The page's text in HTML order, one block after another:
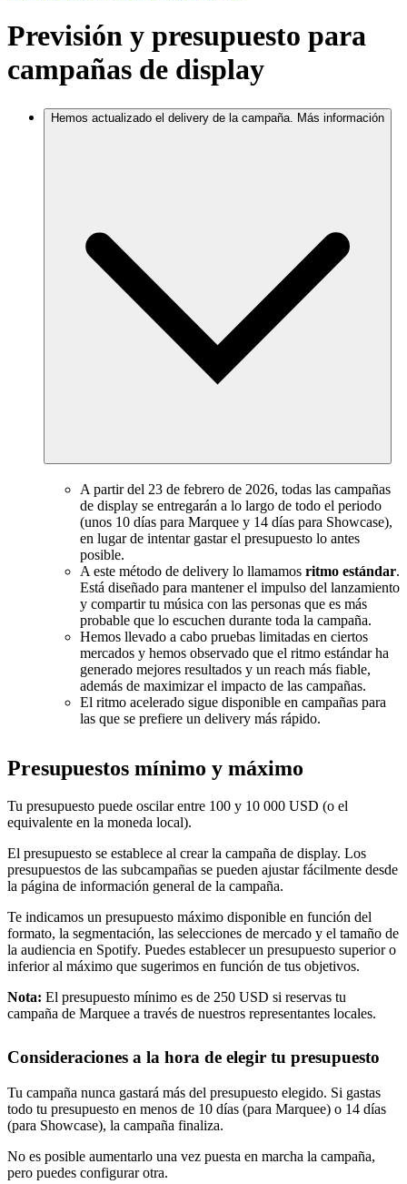
Previsión y presupuesto para
campañas de display
Hemos actualizado el delivery de la campaña. Más información
A partir del 23 de febrero de 2026, todas las campañas
de display se entregarán a lo largo de todo el periodo
(unos 10 días para Marquee y 14 días para Showcase),
en lugar de intentar gastar el presupuesto lo antes
posible.
A este método de delivery lo llamamos ritmo estándar.
Está diseñado para mantener el impulso del lanzamiento
y compartir tu música con las personas que es más
probable que lo escuchen durante toda la campaña.
Hemos llevado a cabo pruebas limitadas en ciertos
mercados y hemos observado que el ritmo estándar ha
generado mejores resultados y un reach más fiable,
además de maximizar el impacto de las campañas.
El ritmo acelerado sigue disponible en campañas para
las que se prefiere un delivery más rápido.
Presupuestos mínimo y máximo
Tu presupuesto puede oscilar entre 100 y 10 000 USD (o el
equivalente en la moneda local).
El presupuesto se establece al crear la campaña de display. Los
presupuestos de las subcampañas se pueden ajustar fácilmente desde
la página de información general de la campaña.
Te indicamos un presupuesto máximo disponible en función del
formato, la segmentación, las selecciones de mercado y el tamaño de
la audiencia en Spotify. Puedes establecer un presupuesto superior o
inferior al máximo que sugerimos en función de tus objetivos.
Nota: El presupuesto mínimo es de 250 USD si reservas tu
campaña de Marquee a través de nuestros representantes locales.
Consideraciones a la hora de elegir tu presupuesto
Tu campaña nunca gastará más del presupuesto elegido. Si gastas
todo tu presupuesto en menos de 10 días (para Marquee) o 14 días
(para Showcase), la campaña finaliza.
No es posible aumentarlo una vez puesta en marcha la campaña,
pero puedes configurar otra.